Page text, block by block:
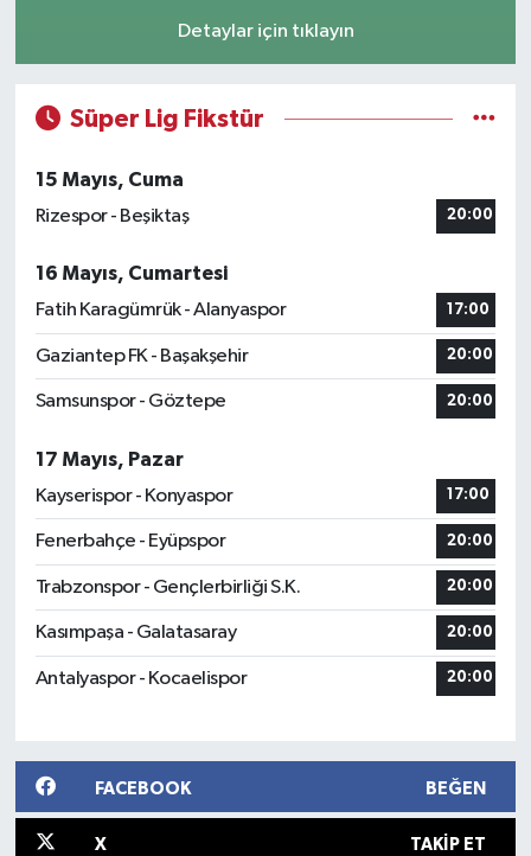
Detaylar için tıklayın
Süper Lig Fikstür
15 Mayıs, Cuma
Rizespor - Beşiktaş
20:00
16 Mayıs, Cumartesi
Fatih Karagümrük - Alanyaspor
17:00
Gaziantep FK - Başakşehir 20:00
Samsunspor - Göztepe 20:00
17 Mayıs, Pazar
Kayserispor - Konyaspor
17:00
Fenerbahçe - Eyüpspor 20:00
Trabzonspor - Gençlerbirliği S.K. 20:00
Kasımpaşa - Galatasaray 20:00
Antalyaspor - Kocaelispor 20:00
FACEBOOK BEĞEN
X TAKIP ET